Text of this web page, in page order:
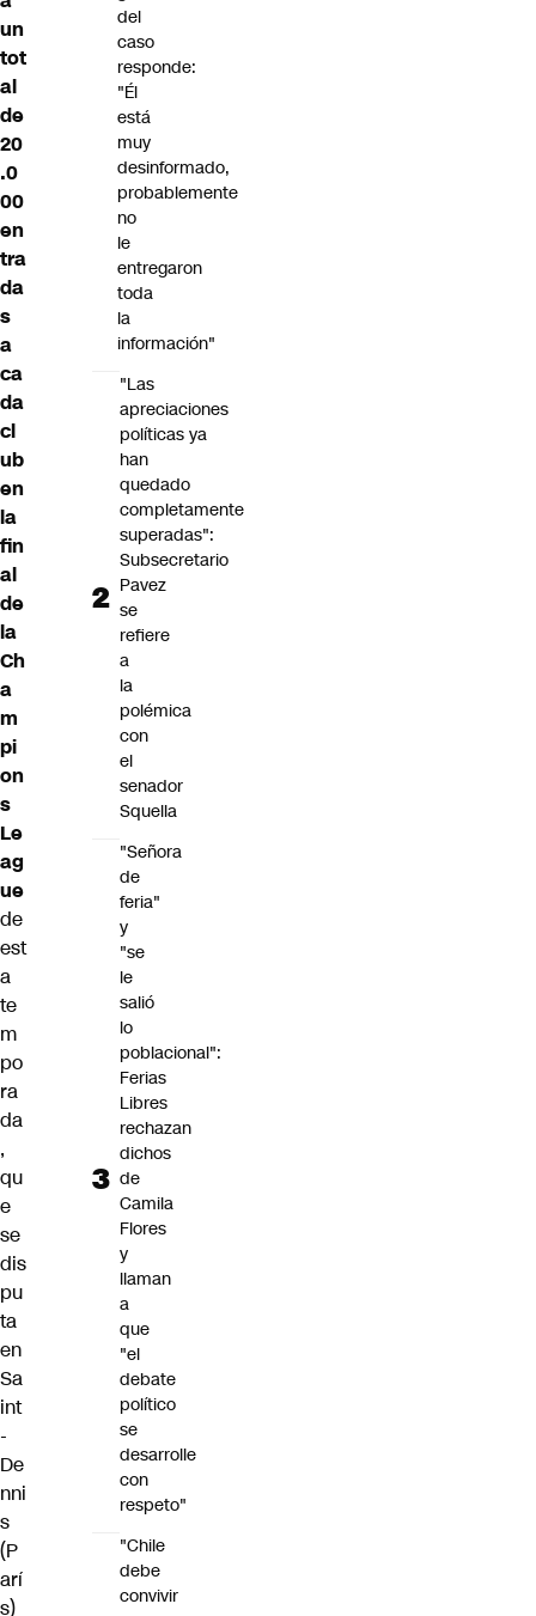
un
tot
al
de
20
.0
00
en
tra
da
s
a
ca
da
cl
ub
en
la
fin
al
de
la
Ch
a
m
pi
on
s
Le
ag
ue
de
est
a
te
m
po
ra
da
,
qu
e
se
dis
pu
ta
en
Sa
int
-
De
nni
s
(P
arí
s)
del
caso
responde:
"Él
está
muy
desinformado,
probablemente
no
le
entregaron
toda
la
información"
"Las
apreciaciones
políticas ya
han
quedado
completamente
superadas":
Subsecretario
Pavez
se
refiere
a
la
polémica
con
el
senador
Squella
"Señora
de
feria"
y
"se
le
salió
lo
poblacional":
Ferias
Libres
rechazan
dichos
de
Camila
Flores
y
llaman
a
que
"el
debate
político
se
desarrolle
con
respeto"
"Chile
debe
convivir